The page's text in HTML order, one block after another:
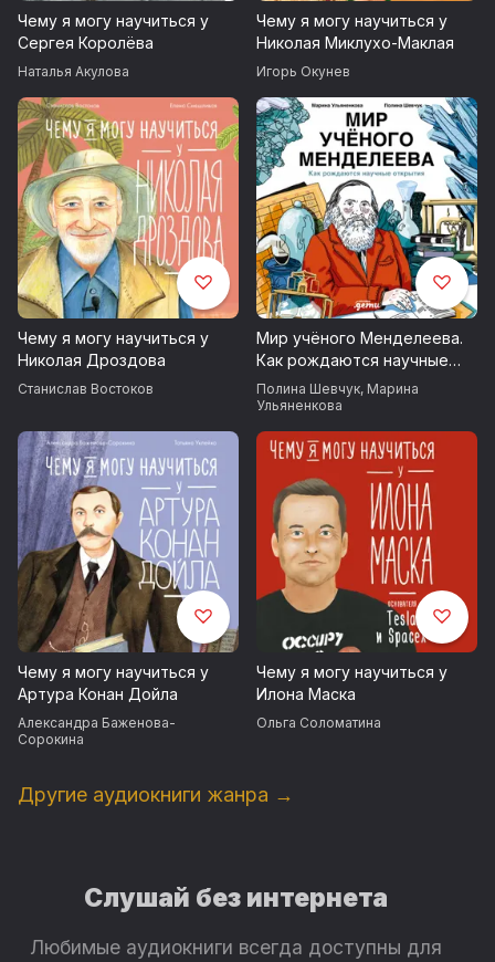
Чему я могу научиться у
Сергея Королёва
Наталья Акулова
Чему я могу научиться у
Николая Миклухо-Маклая
Игорь Окунев
Чему я могу научиться у
Николая Дроздова
Станислав Востоков
Мир учёного Менделеева.
Как рождаются научные
открытия
Полина Шевчук, Марина
Ульяненкова
Чему я могу научиться у
Артура Конан Дойла
Александра Баженова-
Сорокина
Чему я могу научиться у
Илона Маска
Ольга Соломатина
Другие аудиокниги жанра →
Слушай без интернета
Любимые аудиокниги всегда доступны для